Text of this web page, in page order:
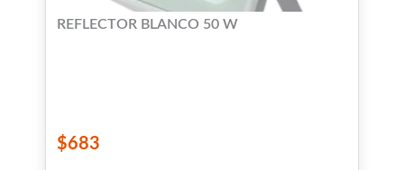
REFLECTOR BLANCO 50 W
$683